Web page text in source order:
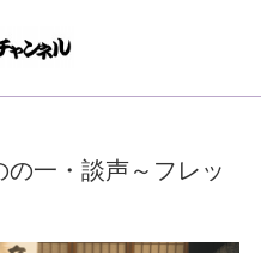
一・談声～フレッ